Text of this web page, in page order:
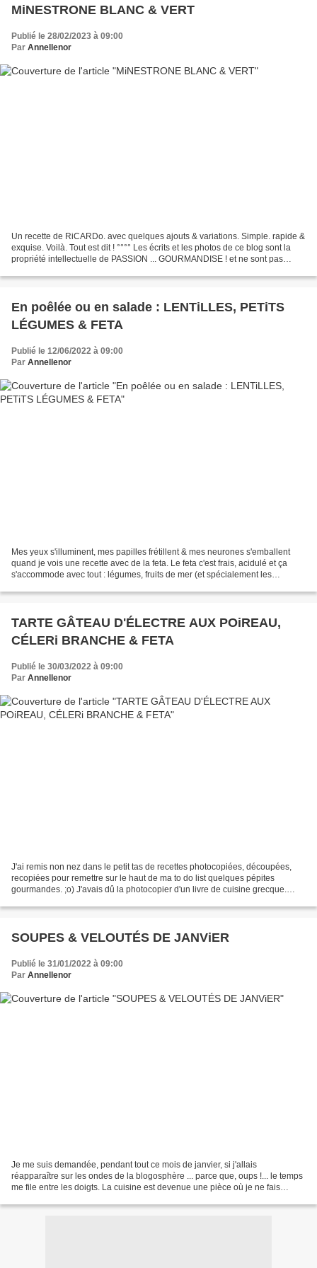
MiNESTRONE BLANC & VERT
Publié le 28/02/2023 à 09:00
Par Annellenor
Un recette de RiCARDo. avec quelques ajouts & variations. Simple. rapide &
exquise. Voilà. Tout est dit ! °°°° Les écrits et les photos de ce blog sont la
propriété intellectuelle de PASSION ... GOURMANDISE ! et ne sont pas
En poêlée ou en salade : LENTiLLES, PETiTS
LÉGUMES & FETA
Publié le 12/06/2022 à 09:00
Par Annellenor
Mes yeux s'illuminent, mes papilles frétillent & mes neurones s'emballent
quand je vois une recette avec de la feta. Le feta c'est frais, acidulé et ça
s'accommode avec tout : légumes, fruits de mer (et spécialement les
TARTE GÂTEAU D'ÉLECTRE AUX POiREAU,
CÉLERi BRANCHE & FETA
Publié le 30/03/2022 à 09:00
Par Annellenor
J'ai remis non nez dans le petit tas de recettes photocopiées, découpées,
recopiées pour remettre sur le haut de ma to do list quelques pépites
gourmandes. ;o) J'avais dû la photocopier d'un livre de cuisine grecque.
SOUPES & VELOUTÉS DE JANViER
Publié le 31/01/2022 à 09:00
Par Annellenor
Je me suis demandée, pendant tout ce mois de janvier, si j'allais
réapparaître sur les ondes de la blogosphère ... parce que, oups !... le temps
me file entre les doigts. La cuisine est devenue une pièce où je ne fais